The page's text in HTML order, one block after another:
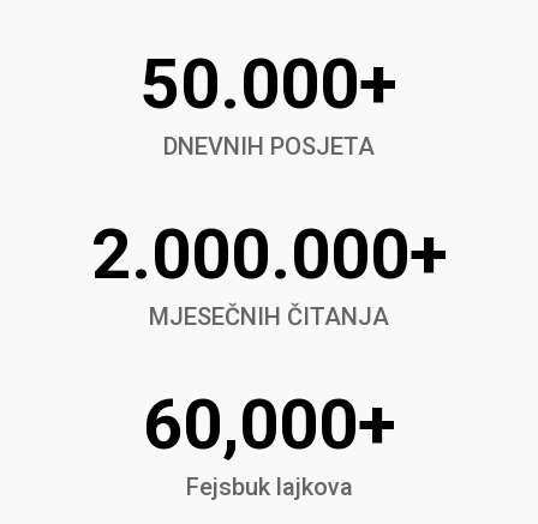
50.000+
DNEVNIH POSJETA
2.000.000+
MJESEČNIH ČITANJA
60,000+
Fejsbuk lajkova